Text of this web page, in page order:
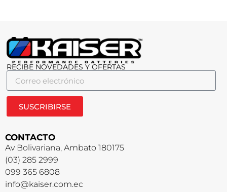
RECIBE NOVEDADES Y OFERTAS
SUSCRIBIRSE
CONTACTO
Av Bolivariana, Ambato 180175
(03) 285 2999
099 365 6808
info@kaiser.com.ec